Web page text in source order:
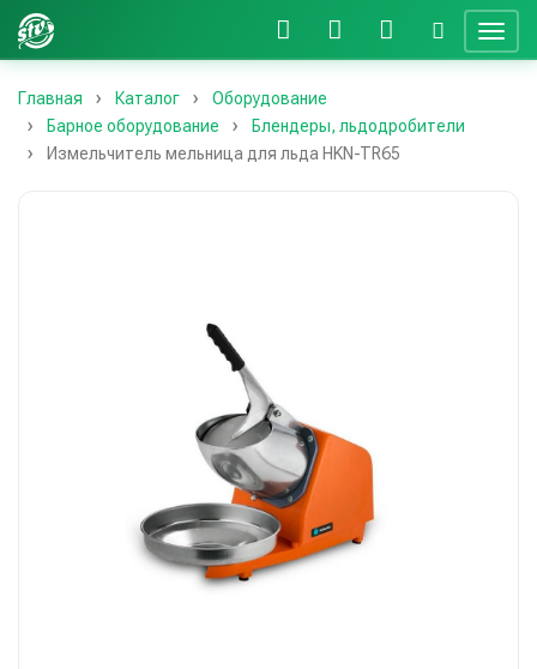
Главная Каталог
Оборудование
Барное оборудование
Блендеры, льдодробители
Измельчитель мельница для льда HKN-TR65